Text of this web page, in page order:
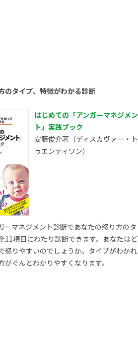
のタイプ、特徴がわかる診断
はじめての「アンガーマネジメン
ト」実践ブック
安藤俊介著（ディスカヴァー・ト
ゥエンティワン）
ーマネジメント診断であなたの怒り方のタ
11項目にわたり診断できます。あなたはど
怒りやすいのでしょうか。タイプがわかれ
がぐんとわかりやすくなります。